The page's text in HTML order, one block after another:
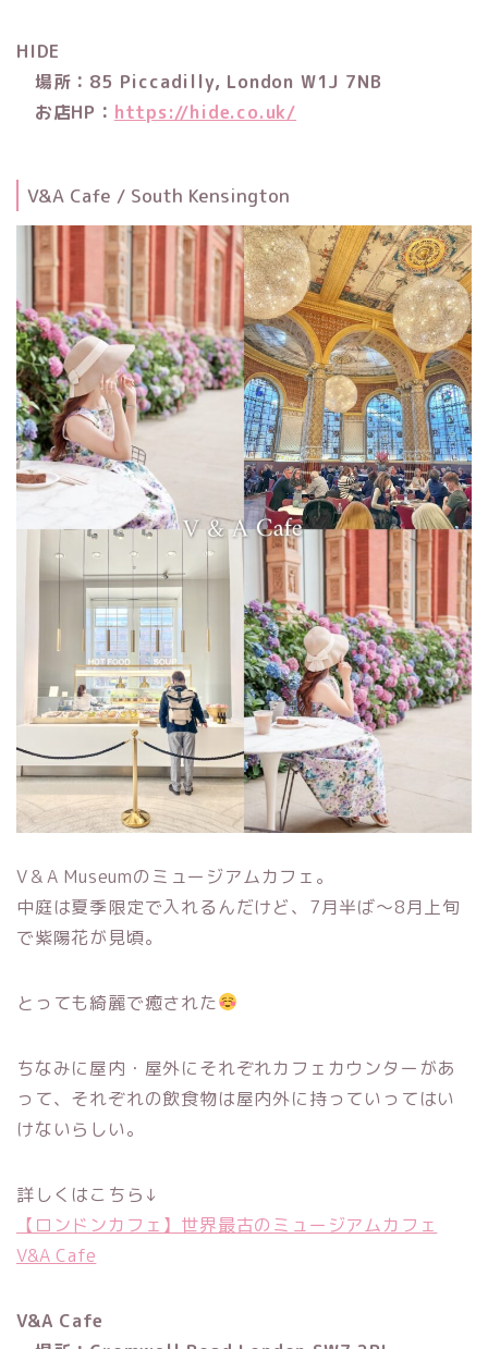
HIDE
場所：85 Piccadilly, London W1J 7NB
お店HP： https://hide.co.uk/
V&A Cafe / South Kensington
V＆A Museumのミュージアムカフェ。
中庭は夏季限定で入れるんだけど、7月半ば〜8月上旬
で紫陽花が見頃。
とっても綺麗で癒された
ちなみに屋内・屋外にそれぞれカフェカウンターがあ
って、それぞれの飲食物は屋内外に持っていってはい
けないらしい。
詳しくはこちら↓
【ロンドンカフェ】世界最古のミュージアムカフェ
V&A Cafe
V&A Cafe